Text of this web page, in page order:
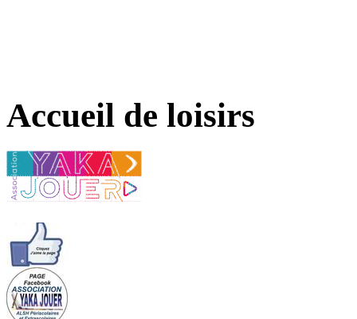
Accueil de loisirs